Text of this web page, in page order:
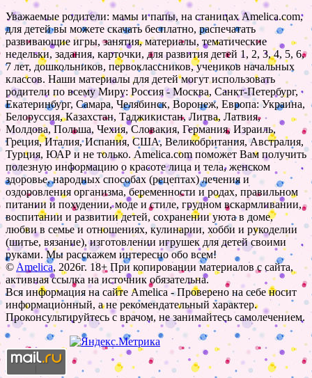
Уважаемые родители: мамы и папы, на станицах Amelica.com,
для детей вы можете скачать бесплатно, распечатать
развивающие игры, занятия, материалы, тематические
недельки, задания, карточки, для развития детей 1, 2, 3, 4, 5, 6,
7 лет, дошкольников, первоклассников, учеников начальных
классов. Наши материалы для детей могут использовать
родители по всему Миру: Россия - Москва, Санкт-Петербург,
Екатеринбург, Самара, Челябинск, Воронеж, Европа: Украина,
Белоруссия, Казахстан, Таджикистан, Литва, Латвия,
Молдова, Польша, Чехия, Словакия, Германия, Израиль,
Греция, Италия, Испания, США, Великобритания, Австралия,
Турция, ЮАР и не только. Amelica.com поможет Вам получить
полезную информацию о красоте лица и тела, женском
здоровье, народных способах (рецептах) лечения и
оздоровления организма, беременности и родах, правильном
питании и похудении, моде и стиле, грудном вскармливании,
воспитании и развитии детей, сохранении уюта в доме,
любви в семье и отношениях, кулинарии, хобби и рукоделии
(шитье, вязание), изготовлении игрушек для детей своими
руками. Мы расскажем интересно обо всем!
© Amelica, 2026г. 18+ При копировании материалов с сайта,
активная ссылка на источник обязательна.
Вся информация на сайте Amelica - Проверено на себе носит
информационный, а не рекомендательный характер.
Проконсультируйтесь с врачом, не занимайтесь самолечением.